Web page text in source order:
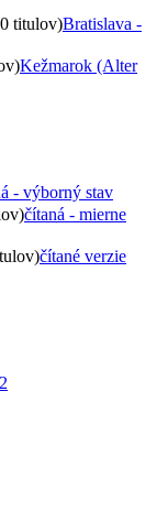
titulov)Bratislava -
Kežmarok (Alter
- výborný stav
čítaná - mierne
čítané verzie